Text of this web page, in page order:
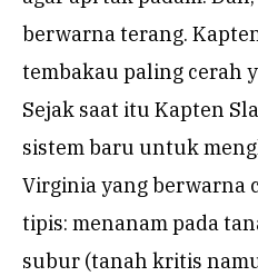
berwarna terang.
tembakau paling cerah
Sejak saat itu Kapten
sistem baru untuk
Virginia yang berwarna
tipis: menanam pada
subur (tanah kritis